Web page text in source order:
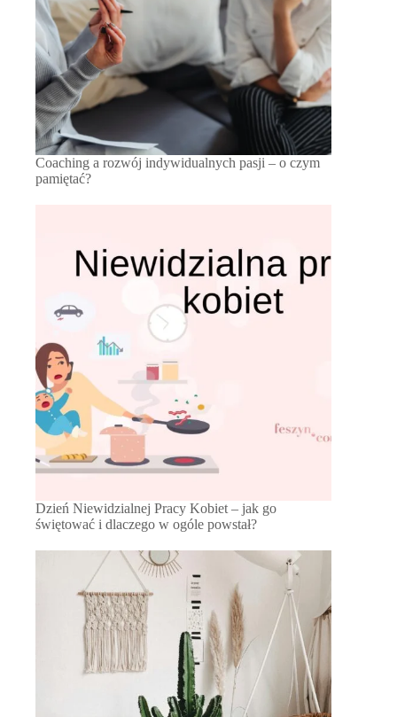
Coaching a rozwój indywidualnych pasji – o czym
pamiętać?
Dzień Niewidzialnej Pracy Kobiet – jak go
świętować i dlaczego w ogóle powstał?